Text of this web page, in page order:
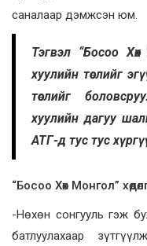
саналаар дэмжсэн юм.
Тэгвэл “Босоо Хөх
хуулийн төслийг
төслийг
хуулийн дагуу
АТГ-д тус тус
“Босоо Хөх Монгол”
-Нөхөн сонгууль гэж
батлуулахаар